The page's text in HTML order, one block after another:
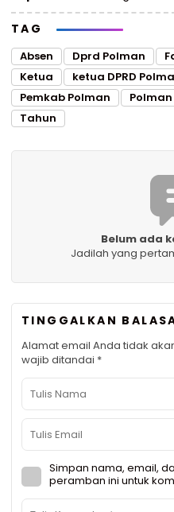
TAG
Absen Dprd Polman
Ketua
ketua DPRD
Pemkab Polman
Polman
Tahun
Belum ada
Jadilah yang
TINGGALKAN
Alamat email Anda tidak
wajib ditandai *
Simpan nama, email,
peramban ini untuk